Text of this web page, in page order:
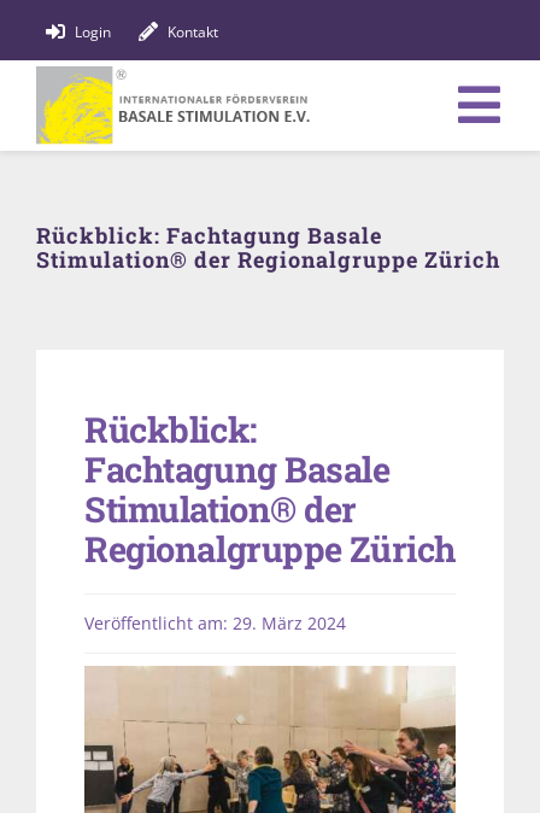
Inhalt
springen
Login Kontakt
Bildung
Förderung
Rückblick: Fachtagung Basale
Stimulation® der Regionalgruppe Zürich
Rückblick:
Fachtagung Basale
Stimulation® der
Regionalgruppe Zürich
Veröffentlicht am: 29. März 2024